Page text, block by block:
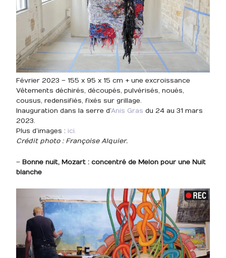
Février 2023 – 155 x 95 x 15 cm + une excroissance
Vêtements déchirés, découpés, pulvérisés, noués,
cousus, redensifiés, fixés sur grillage.
Inauguration dans la serre d’Anis Gras du 24 au 31 mars
2023.
Plus d’images : ici.
Crédit photo : Françoise Alquier.
– Bonne nuit, Mozart : concentré de Melon pour une Nuit
blanche